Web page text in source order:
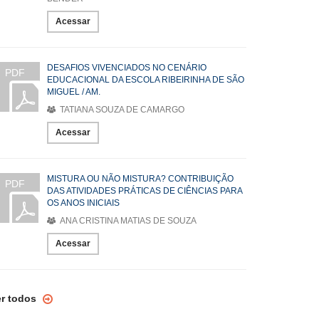
Acessar
PDF
DESAFIOS VIVENCIADOS NO CENÁRIO
EDUCACIONAL DA ESCOLA RIBEIRINHA DE SÃO
MIGUEL / AM.
TATIANA SOUZA DE CAMARGO
Acessar
PDF
MISTURA OU NÃO MISTURA? CONTRIBUIÇÃO
DAS ATIVIDADES PRÁTICAS DE CIÊNCIAS PARA
OS ANOS INICIAIS
ANA CRISTINA MATIAS DE SOUZA
Acessar
todos